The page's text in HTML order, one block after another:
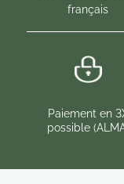
français
Paiement en
possible